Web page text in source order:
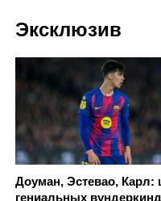
Эксклюзив
Доуман, Эстевао, Карл:
гениальных